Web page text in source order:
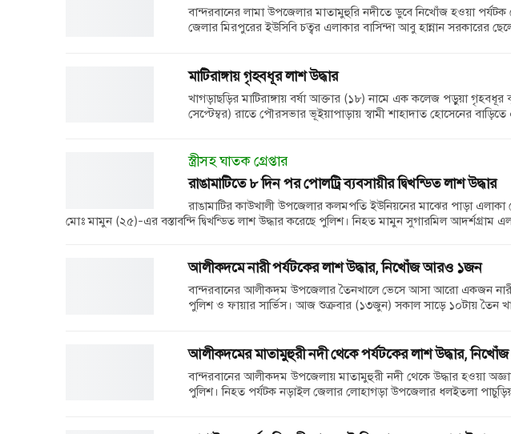
বান্দরবানের লামা উপজেলার মাতামুহুরি নদীতে ডুবে নিখোঁজ হওয়া
জেলার মিরপুরের ইউসিবি চত্বর এলাকার বাসিন্দা আবু হান্নান সরকারের
মাটিরাঙ্গায় গৃহবধূর লাশ উদ্ধার
খাগড়াছড়ির মাটিরাঙ্গায় বর্ষা আক্তার (১৮) নামে এক কলেজ পড়ুয়া
সেপ্টেম্বর) রাতে পৌরসভার ভূইয়াপাড়ায় স্বামী শাহাদাত হোসেনের
স্ত্রীসহ ঘাতক গ্রেপ্তার
রাঙামাটিতে ৮ দিন পর পোলট্রি ব্যবসায়ীর দ্বিখন্ডিত লাশ উদ্ধার
রাঙামাটির কাউখালী উপজেলার কলমপতি ইউনিয়নের মাঝের পাড়া
মোঃ মামুন (২৫)-এর বস্তাবন্দি দ্বিখন্ডিত লাশ উদ্ধার করেছে পুলিশ। নিহত মামুন সুগারমিল আদর্শগ্রাম
আলীকদমে নারী পর্যটকের লাশ উদ্ধার, নিখোঁজ আরও ১জন
বান্দরবানের আলীকদম উপজেলার তৈনখালে ভেসে আসা আরো একজন
পুলিশ ও ফায়ার সার্ভিস। আজ শুক্রবার (১৩জুন) সকাল সাড়ে ১০টায় তৈন
আলীকদমের মাতামুহুরী নদী থেকে পর্যটকের লাশ উদ্ধার,
বান্দরবানের আলীকদম উপজেলায় মাতামুহুরী নদী থেকে উদ্ধার হওয়া
পুলিশ। নিহত পর্যটক নড়াইল জেলার লোহাগড়া উপজেলার ধলইতলা